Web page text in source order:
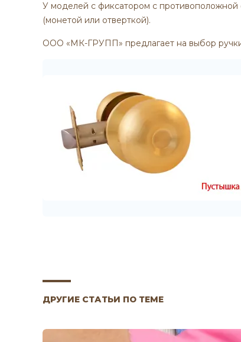
У моделей с фиксатором с
(монетой или отверткой).
ООО «МК-ГРУПП» предлагает на выбор
ДРУГИЕ СТАТЬИ ПО ТЕМЕ